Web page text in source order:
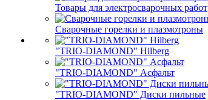
Товары для электросварочных работ
Сварочные горелки и плазмотроны
"TRIO-DIAMOND" Hilberg
"TRIO-DIAMOND" Асфальт
"TRIO-DIAMOND" Диски пильные